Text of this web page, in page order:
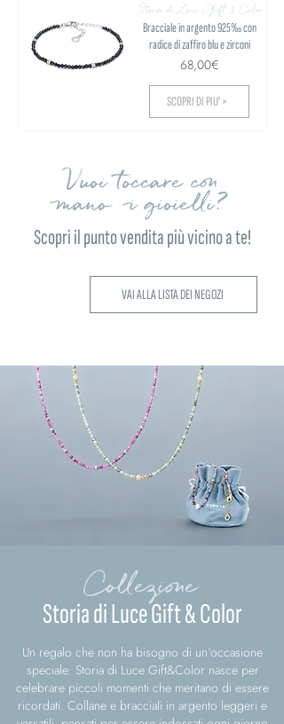
Storia di Luce Gift & Color
Bracciale in argento 925‰ con
radice di zaffiro blu e zirconi
68,00€
SCOPRI DI PIU' >
Vuoi toccare con
mano i gioielli?
Scopri il punto vendita più vicino a te!
VAI ALLA LISTA DEI NEGOZI
Collezione
Storia di Luce Gift & Color
Un regalo che non ha bisogno di un’occasione
speciale: Storia di Luce Gift&Color nasce per
celebrare piccoli momenti che meritano di essere
ricordati. Collane e bracciali in argento leggeri e